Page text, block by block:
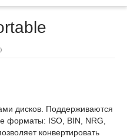
дисков. Поддерживаются
форматы: ISO, BIN, NRG,
конвертировать